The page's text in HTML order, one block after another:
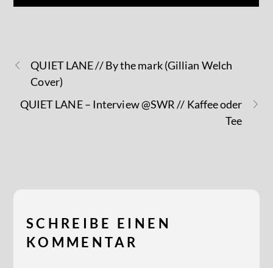
QUIET LANE // By the mark (Gillian Welch
Cover)
QUIET LANE – Interview @SWR // Kaffee oder
Tee
SCHREIBE EINEN
KOMMENTAR